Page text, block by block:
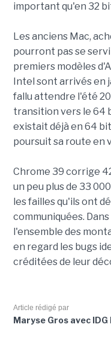
important qu'en 32
Les anciens Mac,
pourront pas se
premiers modèles
Intel sont arrivés en
fallu attendre l'été
transition vers le 64
existait déjà en 64
poursuit sa route en
Chrome 39 corrige
un peu plus de 33
les failles qu'ils ont
communiquées. Dans
l'ensemble des
en regard les bugs
créditées de leur
Article rédigé par
Maryse Gros avec